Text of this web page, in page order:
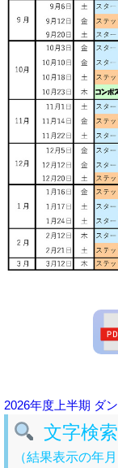
2026年度上半期 ダ
文字検索
（結果表示の年